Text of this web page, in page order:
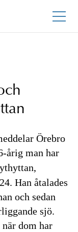
Örebro
årig man har
Han åtalades
och sedan
sjö.
dom har